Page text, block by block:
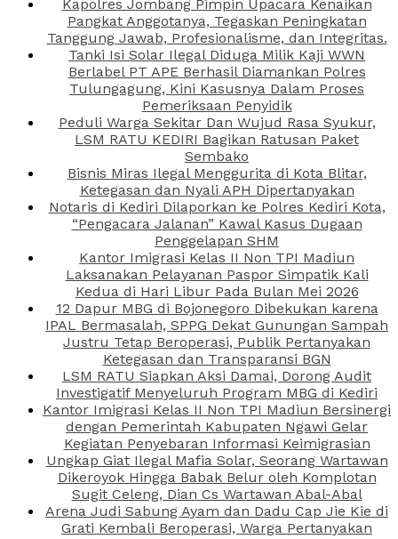
Kapolres Jombang Pimpin Upacara Kenaikan
Pangkat Anggotanya, Tegaskan Peningkatan
Tanggung Jawab, Profesionalisme, dan Integritas.
Tanki Isi Solar Ilegal Diduga Milik Kaji WWN
Berlabel PT APE Berhasil Diamankan Polres
Tulungagung, Kini Kasusnya Dalam Proses
Pemeriksaan Penyidik
Peduli Warga Sekitar Dan Wujud Rasa Syukur,
LSM RATU KEDIRI Bagikan Ratusan Paket
Sembako
Bisnis Miras Ilegal Menggurita di Kota Blitar,
Ketegasan dan Nyali APH Dipertanyakan
Notaris di Kediri Dilaporkan ke Polres Kediri Kota,
“Pengacara Jalanan” Kawal Kasus Dugaan
Penggelapan SHM
Kantor Imigrasi Kelas II Non TPI Madiun
Laksanakan Pelayanan Paspor Simpatik Kali
Kedua di Hari Libur Pada Bulan Mei 2026
12 Dapur MBG di Bojonegoro Dibekukan karena
IPAL Bermasalah, SPPG Dekat Gunungan Sampah
Justru Tetap Beroperasi, Publik Pertanyakan
Ketegasan dan Transparansi BGN
LSM RATU Siapkan Aksi Damai, Dorong Audit
Investigatif Menyeluruh Program MBG di Kediri
Kantor Imigrasi Kelas II Non TPI Madiun Bersinergi
dengan Pemerintah Kabupaten Ngawi Gelar
Kegiatan Penyebaran Informasi Keimigrasian
Ungkap Giat Ilegal Mafia Solar, Seorang Wartawan
Dikeroyok Hingga Babak Belur oleh Komplotan
Sugit Celeng, Dian Cs Wartawan Abal-Abal
Arena Judi Sabung Ayam dan Dadu Cap Jie Kie di
Grati Kembali Beroperasi, Warga Pertanyakan